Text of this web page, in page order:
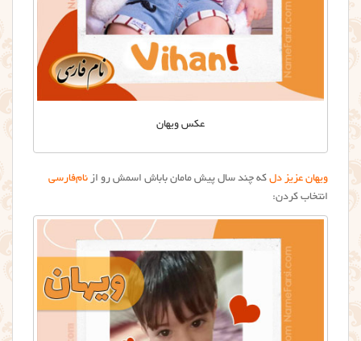
عکس ویهان
ویهان عزیز دل که چند سال پیش مامان باباش اسمش رو از نام‌فارسی
انتخاب کردن: